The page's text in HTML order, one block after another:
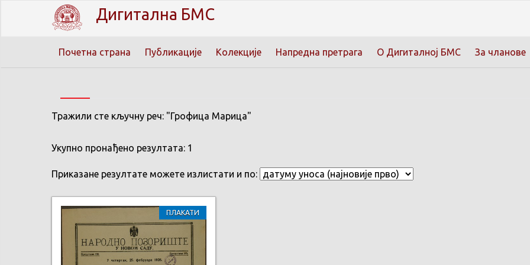
Дигитална БМС
Почетна страна Публикације Колекције Напредна претрага О Дигиталној БМС За чланове
Тражили сте кључну реч: "Грофица Марица"
Укупно пронађено резултата: 1
Приказане резултате можете излистати и по:
ПЛАКАТИ